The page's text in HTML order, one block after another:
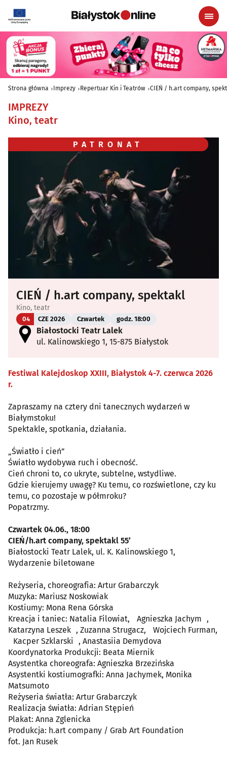
Strona główna Imprezy Repertuar Kin i Teatrów CIEŃ / h.art company,
IMPREZY
Kino, teatr
PATRONAT
CIEŃ / h.art company, spektakl
Kino, teatr
04 CZE 2026 Czwartek godz. 18:00
Białostocki Teatr Lalek
ul. Kalinowskiego 1, 15-875 Białystok
Festiwal Kalejdoskop XXIII, Białystok 4-7. czerwca 2026
r.
Zapraszamy na cztery dni tanecznych wydarzeń w
Białymstoku!
Spektakle, spotkania, działania.
„Światło i cień”
Światło wydobywa ruch i obecność.
Cień chroni to, co ukryte, subtelne, wstydliwe.
Gdzie kierujemy uwagę? Ku temu, co rozświetlone, czy ku
temu, co pozostaje w półmroku?
Popatrzmy.
Czwartek 04.06., 18:00
CIEŃ/h.art company, spektakl 55’
Białostocki Teatr Lalek, ul. K. Kalinowskiego 1,
Wydarzenie biletowane
Reżyseria, choreografia: Artur Grabarczyk
Muzyka: Mariusz Noskowiak
Kostiumy: Mona Rena Górska
Kreacja i taniec: Natalia Filowiat, Agnieszka Jachym ,
Katarzyna Leszek , Zuzanna Strugacz, Wojciech Furman,
Kacper Szklarski , Anastasiia Demydova
Koordynatorka Produkcji: Beata Miernik
Asystentka choreografa: Agnieszka Brzezińska
Asystentki kostiumografki: Anna Jachymek, Monika
Matsumoto
Reżyseria światła: Artur Grabarczyk
Realizacja światła: Adrian Stępień
Plakat: Anna Zglenicka
Produkcja: h.art company / Grab Art Foundation
fot. Jan Rusek